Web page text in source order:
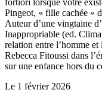
Pingeot, « fille cachée »
Auteur d’une vingtaine
Inappropriable (ed.
relation entre l’homme
Rebecca Fitoussi dans
sur une enfance hors du
Le 1 février 2026